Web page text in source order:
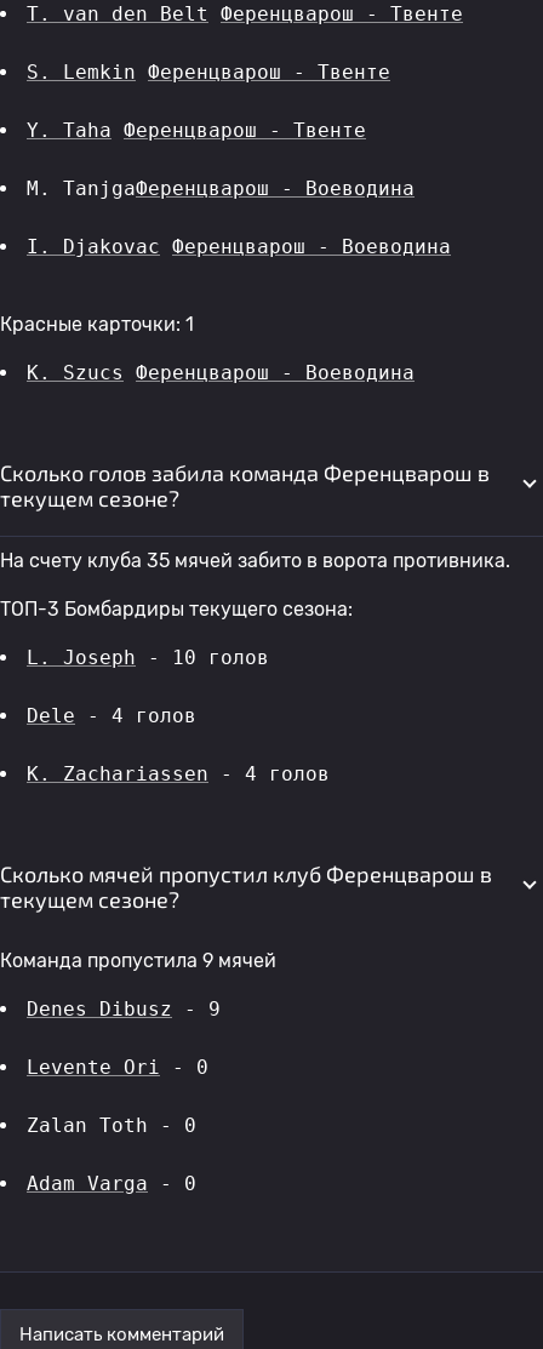
T. van den Belt Ференцварош - Твенте
S. Lemkin Ференцварош - Твенте
Y. Taha Ференцварош - Твенте
M. TanjgaФеренцварош - Воеводина
I. Djakovac Ференцварош - Воеводина
Красные карточки: 1
K. Szucs Ференцварош - Воеводина
Сколько голов забила команда Ференцварош в
текущем сезоне?
На счету клуба 35 мячей забито в ворота противника.
ТОП-3 Бомбардиры текущего сезона:
L. Joseph - 10 голов
Dele - 4 голов
K. Zachariassen - 4 голов
Сколько мячей пропустил клуб Ференцварош в
текущем сезоне?
Команда пропустила 9 мячей
Denes Dibusz - 9
Levente Ori - 0
Zalan Toth - 0
Adam Varga - 0
Написать комментарий